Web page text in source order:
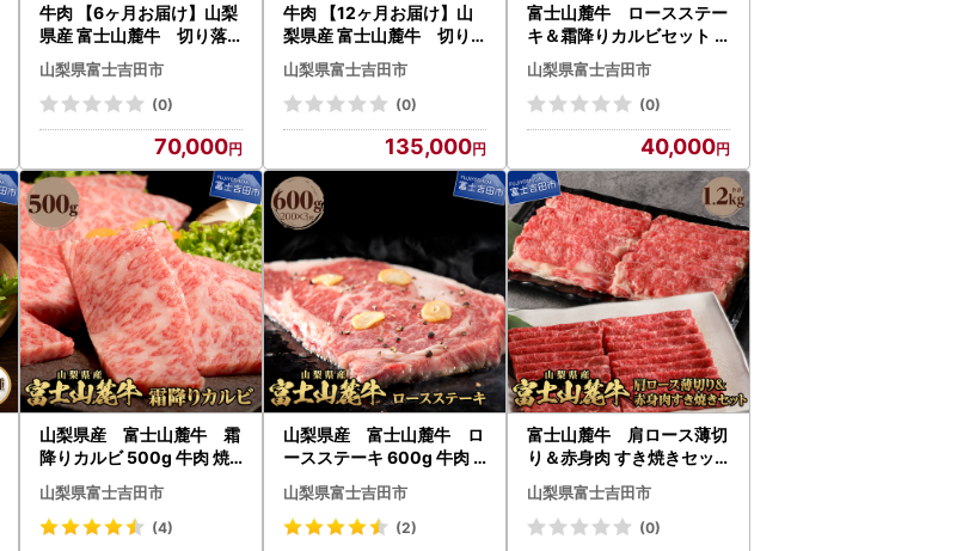
牛肉 【6ヶ月お届け】山梨
県産 富士山麓牛 切り落
とし 800g 定期便
山梨県富士吉田市
(0)
70,000
牛肉 【12ヶ月お届け】山
梨県産 富士山麓牛 切り
落とし 800g 定期便
山梨県富士吉田市
(0)
135,000
富士山麓牛 ロースステー
キ＆霜降りカルビセット
牛肉 食べ比べ 薄切り ジュ
ーシー 霜降り
山梨県富士吉田市
(0)
40,000
山梨県産 富士山麓牛 霜
降りカルビ 500g 牛肉 焼
肉 BBQ 国産 霜降り 冷凍 送
料無料
山梨県富士吉田市
(4)
山梨県産 富士山麓牛 ロ
ースステーキ 600g 牛肉
ロース ステーキ ジューシ
ー 霜降り
山梨県富士吉田市
(2)
富士山麓牛 肩ロース薄切
り＆赤身肉 すき焼きセッ
ト 牛肉 食べ比べ 薄切り ジ
ューシー 霜降り
山梨県富士吉田市
(0)